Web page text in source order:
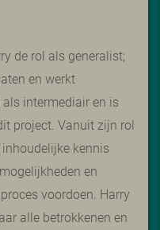
de rol als generalist;
en werkt
intermediair en is
project. Vanuit zijn rol
kennis
en
voordoen. Harry
alle betrokkenen en